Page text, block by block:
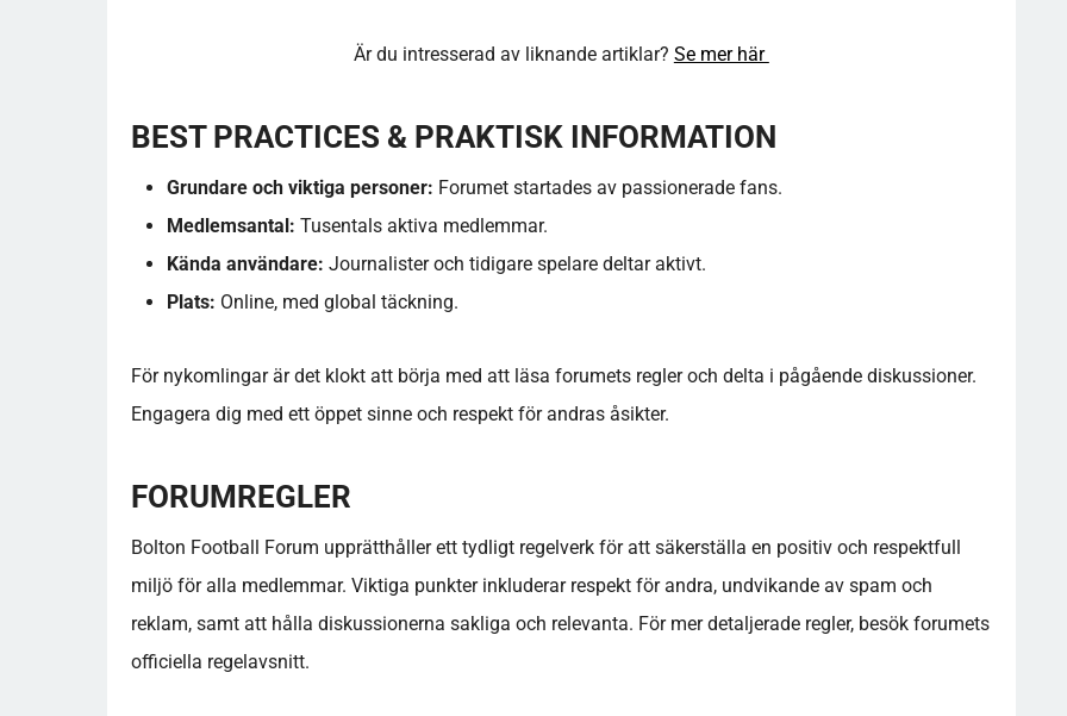
Är du intresserad av liknande artiklar? Se mer här
BEST PRACTICES & PRAKTISK INFORMATION
Grundare och viktiga personer: Forumet startades av passionerade fans.
Medlemsantal: Tusentals aktiva medlemmar.
Kända användare: Journalister och tidigare spelare deltar aktivt.
Plats: Online, med global täckning.
För nykomlingar är det klokt att börja med att läsa forumets regler och delta i pågående diskussioner.
Engagera dig med ett öppet sinne och respekt för andras åsikter.
FORUMREGLER
Bolton Football Forum upprätthåller ett tydligt regelverk för att säkerställa en positiv och respektfull
miljö för alla medlemmar. Viktiga punkter inkluderar respekt för andra, undvikande av spam och
reklam, samt att hålla diskussionerna sakliga och relevanta. För mer detaljerade regler, besök forumets
officiella regelavsnitt.